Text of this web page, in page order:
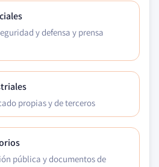
y defensa y prensa
propias y de terceros
pública y documentos de